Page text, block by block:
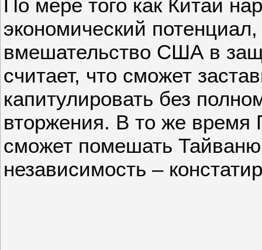
По мере того как Китай
экономический
вмешательство США в
считает, что сможет
капитулировать без
вторжения. В то же время
сможет помешать
независимость –